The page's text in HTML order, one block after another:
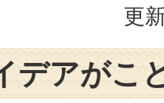
更
デアがこ